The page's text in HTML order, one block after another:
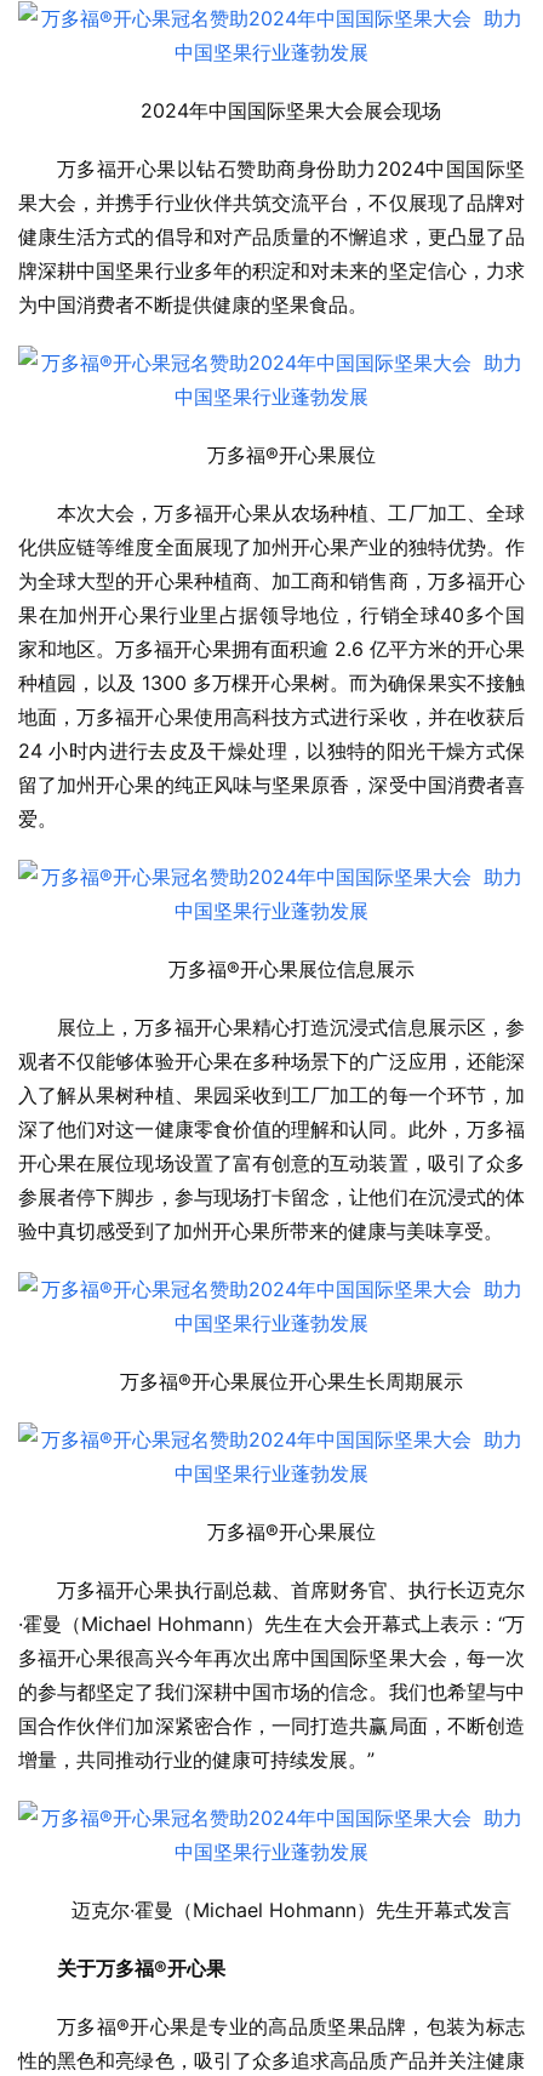
2024年中国国际坚果大会展会现场
万多福开心果以钻石赞助商身份助力2024中国国际坚
果大会，并携手行业伙伴共筑交流平台，不仅展现了品牌对
健康生活方式的倡导和对产品质量的不懈追求，更凸显了品
牌深耕中国坚果行业多年的积淀和对未来的坚定信心，力求
为中国消费者不断提供健康的坚果食品。
万多福®开心果展位
本次大会，万多福开心果从农场种植、工厂加工、全球
化供应链等维度全面展现了加州开心果产业的独特优势。作
为全球大型的开心果种植商、加工商和销售商，万多福开心
果在加州开心果行业里占据领导地位，行销全球40多个国
家和地区。万多福开心果拥有面积逾 2.6 亿平方米的开心果
种植园，以及 1300 多万棵开心果树。而为确保果实不接触
地面，万多福开心果使用高科技方式进行采收，并在收获后
24 小时内进行去皮及干燥处理，以独特的阳光干燥方式保
留了加州开心果的纯正风味与坚果原香，深受中国消费者喜
爱。
万多福®开心果展位信息展示
展位上，万多福开心果精心打造沉浸式信息展示区，参
观者不仅能够体验开心果在多种场景下的广泛应用，还能深
入了解从果树种植、果园采收到工厂加工的每一个环节，加
深了他们对这一健康零食价值的理解和认同。此外，万多福
开心果在展位现场设置了富有创意的互动装置，吸引了众多
参展者停下脚步，参与现场打卡留念，让他们在沉浸式的体
验中真切感受到了加州开心果所带来的健康与美味享受。
万多福®开心果展位开心果生长周期展示
万多福®开心果展位
万多福开心果执行副总裁、首席财务官、执行长迈克尔
·霍曼（Michael Hohmann）先生在大会开幕式上表示：“万
多福开心果很高兴今年再次出席中国国际坚果大会，每一次
的参与都坚定了我们深耕中国市场的信念。我们也希望与中
国合作伙伴们加深紧密合作，一同打造共赢局面，不断创造
增量，共同推动行业的健康可持续发展。”
迈克尔·霍曼（Michael Hohmann）先生开幕式发言
关于万多福®开心果
万多福®开心果是专业的高品质坚果品牌，包装为标志
性的黑色和亮绿色，吸引了众多追求高品质产品并关注健康